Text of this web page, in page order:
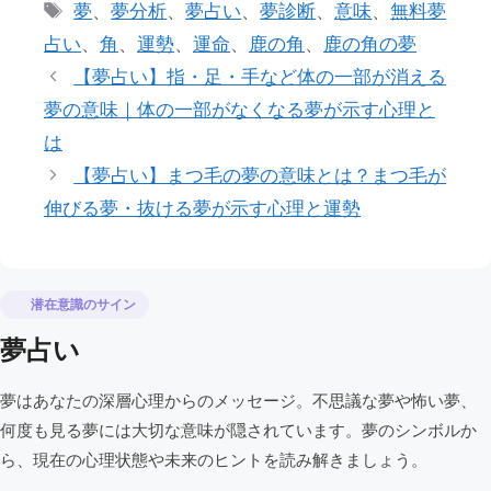
リ
ー
タ
グ
夢、夢分析、夢占い、夢診断、意味、無料夢
占い、 角 、 運勢、 運命、 鹿の角 、 鹿の角の夢
【夢占い】指・足・手など体の一部が消える
夢の意味｜体の一部がなくなる夢が示す心理と
は
【夢占い】まつ毛の夢の意味とは？まつ毛が
伸びる夢・抜ける夢が示す心理と運勢
潜在意識のサイン
夢占い
夢はあなたの深層心理からのメッセージ。不思議な夢や怖い夢、
何度も見る夢には大切な意味が隠されています。夢のシンボルか
ら、現在の心理状態や未来のヒントを読み解きましょう。